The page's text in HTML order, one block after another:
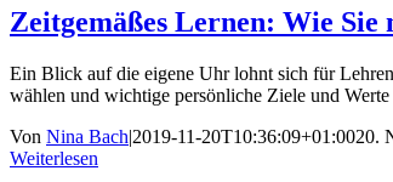
Zeitgemäßes Lernen: Wie
Ein Blick auf die eigene Uhr lohnt sich für
wählen und wichtige persönliche Ziele und
Von Nina Bach|2019-11-20T10:36:09+01:0020.
Weiterlesen